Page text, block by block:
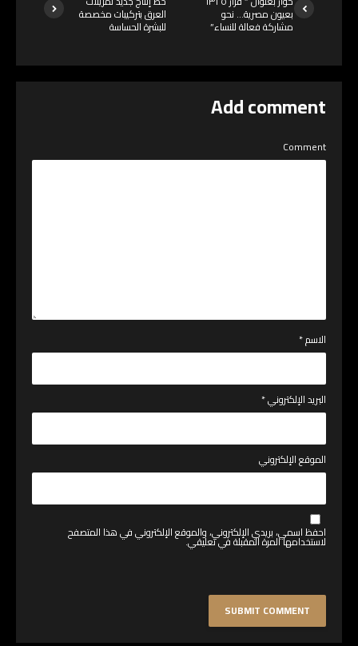
بعيون مصرية… نحو
مشاركة فعالة للنساء”
العرق بتركيبات مخصصة
للبشرة الحساسة
Add comment
Comment
الاسم*
البريد الإلكتروني*
الموقع الإلكتروني
احفظ اسمي، بريدي الإلكتروني، والموقع الإلكتروني في هذا المتصفح
لاستخدامها المرة المقبلة في تعليقي.